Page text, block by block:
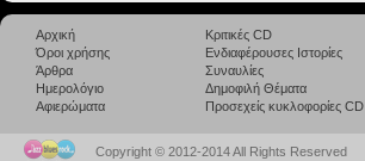
Αρχική
Όροι χρήσης
Άρθρα
Ημερολόγιο
Αφιερώματα
Κριτικές CD
Ενδιαφέρουσες Ιστορίες
Συναυλίες
Δημοφιλή Θέματα
Προσεχείς κυκλοφορίες CD
Copyright © 2012-2014 All Rights Reserved